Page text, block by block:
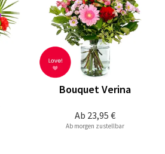
Ab 23,95 €
Bouquet Verina
Ab morgen zustellbar